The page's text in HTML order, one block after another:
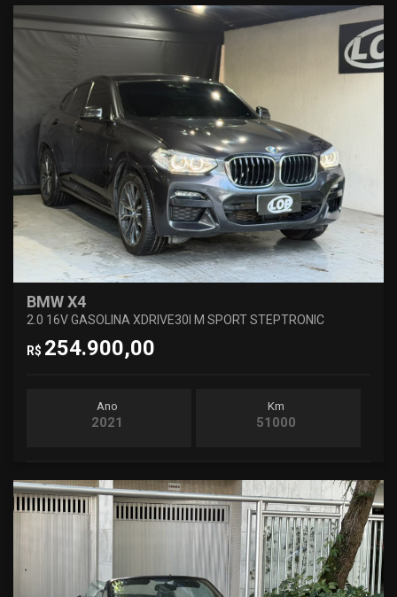
BMW X4
2.0 16V GASOLINA XDRIVE30I M SPORT STEPTRONIC
R$ 254.900,00
Ano
2021
Km
51000